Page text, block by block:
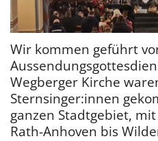
Wir kommen geführt
Wegberger Kirche
Sternsinger:innen
ganzen Stadtgebiet,
Rath-Anhoven bis